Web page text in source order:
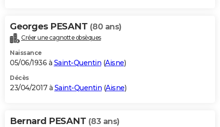
Georges PESANT (80 ans)
Créer une cagnotte obsèques
Naissance
05/06/1936 à Saint-Quentin (Aisne)
Décès
23/04/2017 à Saint-Quentin (Aisne)
Bernard PESANT (83 ans)